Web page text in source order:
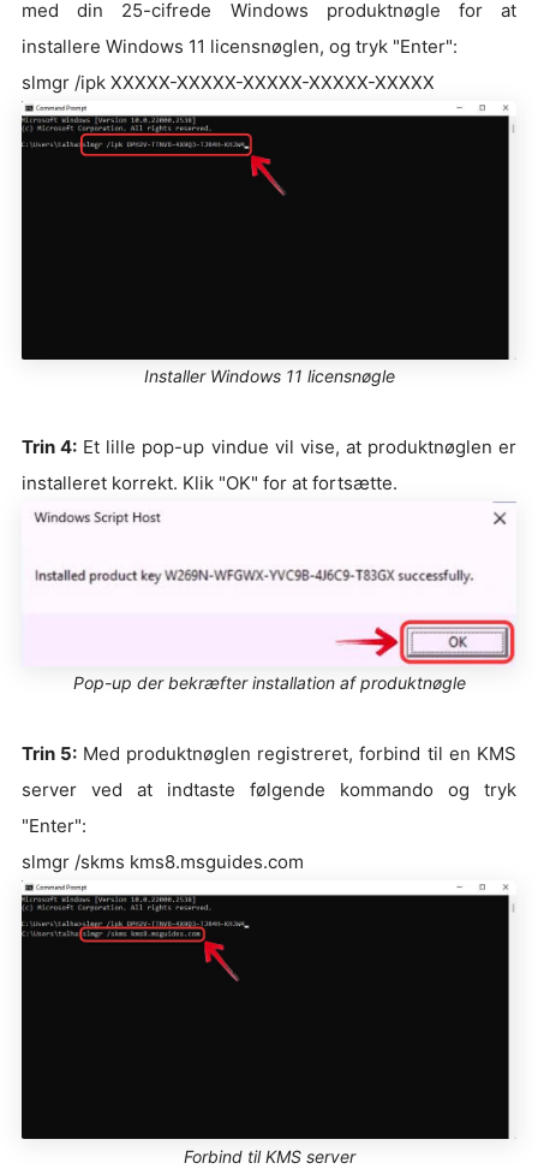
med din 25-cifrede Windows produktnøgle for at
installere Windows 11 licensnøglen, og tryk "Enter":
slmgr /ipk XXXXX-XXXXX-XXXXX-XXXXX-XXXXX
Installer Windows 11 licensnøgle
Trin 4: Et lille pop-up vindue vil vise, at produktnøglen er
installeret korrekt. Klik "OK" for at fortsætte.
Pop-up der bekræfter installation af produktnøgle
Trin 5: Med produktnøglen registreret, forbind til en KMS
server ved at indtaste følgende kommando og tryk
"Enter":
slmgr /skms kms8.msguides.com
Forbind til KMS server